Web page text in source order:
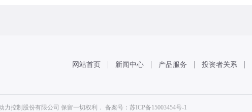
网站首页 新闻中心 产品服务 投资者关系
力控制股份有限公司 保留一切权利． 备案号：苏ICP备15003454号-1